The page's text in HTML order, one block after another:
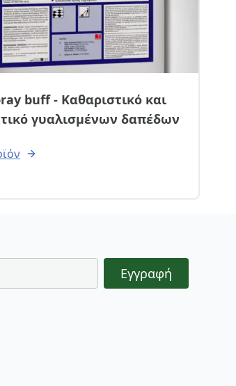
buff - Καθαριστικό και
γυαλισμένων δαπέδων
Εγγραφή